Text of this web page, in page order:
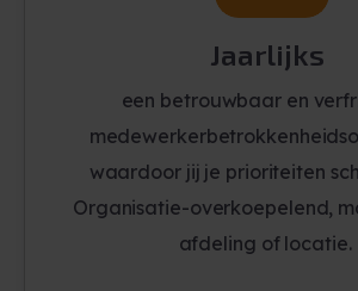
Jaarlijks
een betrouwbaar en
waardoor jij je prioriteiten
Organisatie-overkoepelend,
afdeling of locatie.